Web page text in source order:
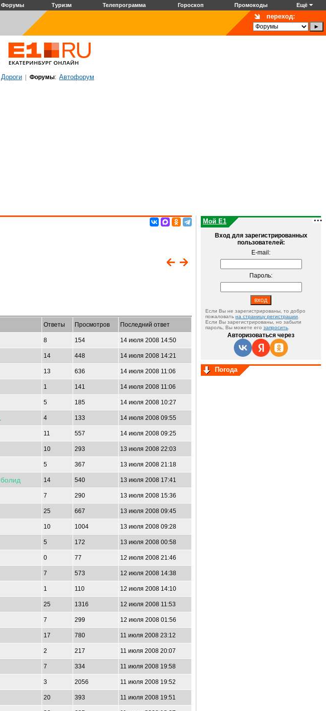
Форумы Туризм Телепрограмма Гороскоп Промокоды Ещё
переход:
Дороги Форумы: Автофорум
Ответы Просмотров Последний ответ
8 154 14 июля 2008 14:50
14 448 14 июля 2008 14:21
13 636 14 июля 2008 11:06
1 141 14 июля 2008 11:06
5 185 14 июля 2008 10:27
4 133 14 июля 2008 09:55
11 557 14 июля 2008 09:25
10 293 13 июля 2008 22:03
5 367 13 июля 2008 21:18
болид 14 540 13 июля 2008 17:41
7 290 13 июля 2008 15:36
25 667 13 июля 2008 09:45
10 1004 13 июля 2008 09:28
5 172 13 июля 2008 00:58
0 77 12 июля 2008 21:46
7 573 12 июля 2008 14:38
1 110 12 июля 2008 14:10
25 1316 12 июля 2008 11:53
7 299 12 июля 2008 01:56
17 780 11 июля 2008 23:12
2 217 11 июля 2008 20:07
7 334 11 июля 2008 19:58
3 2056 11 июля 2008 19:52
20 393 11 июля 2008 19:51
Мой E1
Вход для зарегистрированных
пользователей:
E-mail:
Пароль:
Если Вы не зарегистрированы, то добро
пожаловать на страницу регистрации
Если Вы зарегистрированы, но забыли
пароль, Вы можете его запросить
Авторизоваться через
Погода